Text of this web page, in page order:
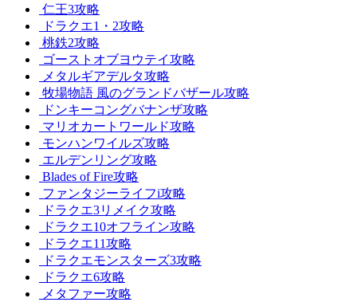
仁王3攻略
ドラクエ1・2攻略
桃鉄2攻略
ゴーストオブヨウテイ攻略
メタルギアデルタ攻略
牧場物語 風のグランドバザール攻略
ドンキーコングバナンザ攻略
マリオカートワールド攻略
モンハンワイルズ攻略
エルデンリング攻略
Blades of Fire攻略
ファンタジーライフi攻略
ドラクエ3リメイク攻略
ドラクエ10オフライン攻略
ドラクエ11攻略
ドラクエモンスターズ3攻略
ドラクエ6攻略
メタファー攻略